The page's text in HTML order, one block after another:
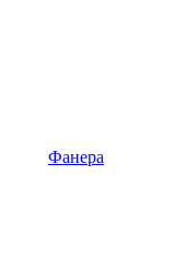
Фанера